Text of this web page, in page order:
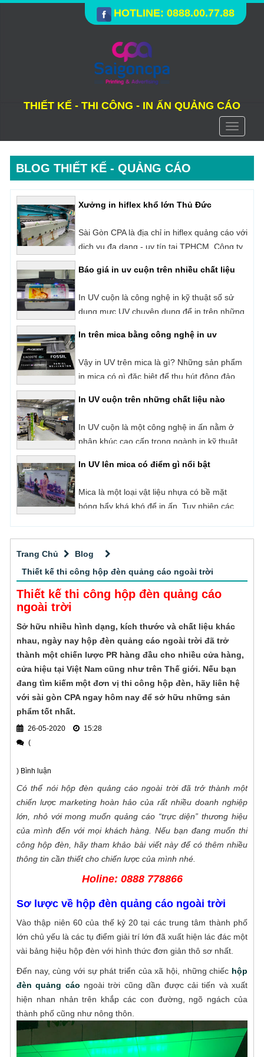
HOTLINE: 0888.00.77.88
THIẾT KẾ - THI CÔNG - IN ẤN QUẢNG CÁO
Toggle
BLOG THIẾT KẾ - QUẢNG CÁO
Xưởng in hiflex khổ lớn Thủ Đức
Sài Gòn CPA là địa chỉ in hiflex quảng cáo với
dịch vụ đa dạng - uy tín tại TPHCM. Công ty
dạng từ bình dân cho đến cao cấp đáp ứng
dùng như: In băng rôn, banner, bảng hiệu,
Báo giá in uv cuộn trên nhiều chất liệu
In UV cuộn là công nghệ in kỹ thuật số sử
dụng mực UV chuyên dụng để in trên những
Backlit Film,
In trên mica bằng công nghệ in uv
Vậy in UV trên mica là gì? Những sản phẩm
in mica có gì đặc biệt để thu hút đông đảo
In UV cuộn trên những chất liệu nào
In UV cuộn là một công nghệ in ấn nằm ở
phân khúc cao cấp trong ngành in kỹ thuật
sấy khô mực ngay lập tức bằng đèn UV.
được đánh giá rất cao về chất lượng, tính
In UV lên mica có điểm gì nổi bật
Mica là một loại vật liệu nhựa có bề mặt
bóng bẩy khá khó để in ấn. Tuy nhiên các
sắc nét, chuẩn màu và lâu phai. Vậy in UV
Quy trình dịch vụ Cắt CNC gỗ tphcm
Quý khách hàng đang tìm kiếm đơn vị
nhận cắt CNC gỗ tphcm uy tín - giá tốt? Sài
nghiệm gia công cắt CNC chuyên nghiệp,
khách hàng tại TPHCM.
Thi công các loại biển quảng cáo tấm lớn
Quảng cáo ngoài trời hiện đang là một hình
thức quảng cáo phổ biến tại Việt Nam cũng
như trên toàn thế giới và mang đến hiệu quả
tuyệt vời cho thương hiệu. Việc lựa chọn đơn
vị thi công quảng cáo ngoài trời chuyên
nghiệp, uy tín, giá tốt
Thi công bảng hiệu alu phổ biến
Nếu bạn cũng muốn tìm hiểu thêm về dịch
vụ thi công bảng hiệu alu thì đừng bỏ qua bài
Đơn vị thầu thiết kế thi công bảng hiệu
xuất mẫu mã bảng hiệu đa dạng: Bảng hiệu
in bạt, bảng hiệu đèn led, bảng hiệu chữ nổi,
bảng hiệu in UV
Thi công biển quảng cáo alu tại sao
được ưa chuộng
thiết kế, sản xuất và thi công biển quảng cáo
alu được ưa chuộng cho cửa hàng, shop thời
trang, công ty, ngân hàng, nhà mẫu dự án
bất động sản, khu biệt thự,...Sài Gòn CPA với
đội ngũ kỹ thuật viên và thợ quảng cáo lành
Gia công CNC gỗ tphcm chi tiết - chính
xác - chất lượng cao
Sài Gòn CPA chuyên cung cấp dịch vụ gia
như những ưu thế vượt trội về con người và
máy móc hiện đại. Chúng tôi tự hào là địa chỉ
cắt CNC gỗ theo yêu cầu của mọi khách
hàng. Mang đến những sản phẩm đẹp, chất
lượng cùng độ chính xác hoàn hảo.
Gia công cắt gỗ theo yêu cầu với công
nghệ tự động hóa
Nhằm mang đến sự tiện lợi hơn, cùng những
hàng. Công ty Quảng cáo Sài Gòn CPA triển
khai cung cấp dịch vụ gia công cắt gỗ theo
yêu cầu tự động hóa hiện đại với mức giá tốt
nhất thị trường hiện nay. Chi tiết dịch vụ mời
bạn cùng tham khảo những thông tin sau
đây nhé!
Cắt CNC gỗ công nghiệp chính xác - giá
tốt nhất tại TPHCM
Cắt CNC gỗ công nghiệp ở đâu chuyên
nghiệp, chính xác, mẫu mã đẹp mắt với giá
thành tốt? Quý khách hàng có yêu cầu cắt
gỗ hãy liên hệ ngay với Quảng cáo Sài Gòn
Địa chỉ nhận cắt chữ mica giá rẻ - lấy liền
Trang Chủ
Blog
Thiết kế thi công hộp đèn quảng cáo ngoài trời
Thiết kế thi công hộp đèn quảng cáo
ngoài trời
Sở hữu nhiều hình dạng, kích thước và chất liệu khác
nhau, ngày nay hộp đèn quảng cáo ngoài trời đã trở
thành một chiến lược PR hàng đầu cho nhiều cửa hàng,
cửa hiệu tại Việt Nam cũng như trên Thế giới. Nếu bạn
đang tìm kiếm một đơn vị thi công hộp đèn, hãy liên hệ
với sài gòn CPA ngay hôm nay để sở hữu những sản
phẩm tốt nhất.
26-05-2020
15:28
(
) Bình luận
Có thể nói hộp đèn quảng cáo ngoài trời đã trở thành một
chiến lược marketing hoàn hảo của rất nhiều doanh nghiệp
lớn, nhỏ với mong muốn quảng cáo “trực diện” thương hiệu
của mình đến với mọi khách hàng. Nếu bạn đang muốn thi
công hộp đèn, hãy tham khảo bài viết này để có thêm nhiều
thông tin cần thiết cho chiến lược của mình nhé.
Holine: 0888 778866
Sơ lược về hộp đèn quảng cáo ngoài trời
Vào thập niên 60 của thế kỷ 20 tại các trung tâm thành phố
lớn chủ yếu là các tụ điểm giải trí lớn đã xuất hiện lác đác một
vài bảng hiệu hộp đèn với hình thức đơn giản thô sơ nhất.
Đến nay, cùng với sự phát triển của xã hội, những chiếc hộp
đèn quảng cáo ngoài trời cũng dần được cải tiến và xuất
hiện nhan nhản trên khắp các con đường, ngõ ngách của
thành phố cũng như nông thôn.